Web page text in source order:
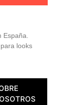
looks